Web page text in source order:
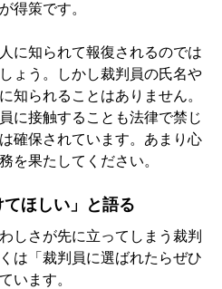
得策です。
に知られて報復されるのでは
ょう。しかし裁判員の氏名や
知られることはありません。
に接触することも法律で禁じ
確保されています。あまり心
を果たしてください。
ほしい」と語る
しさが先に立ってしまう裁判
は「裁判員に選ばれたらぜひ
います。